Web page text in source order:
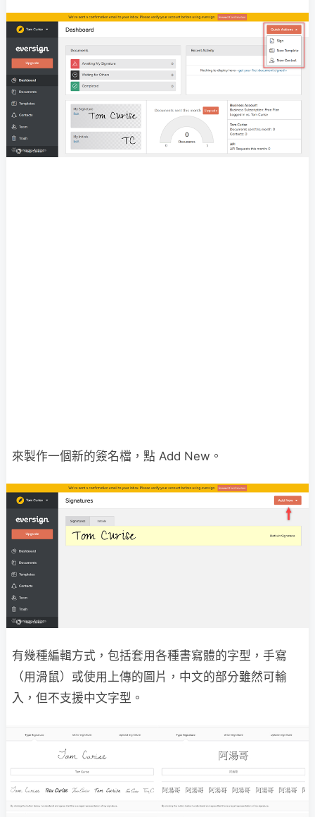
來製作一個新的簽名檔，點 Add New。
有幾種編輯方式，包括套用各種書寫體的字型，手寫
（用滑鼠）或使用上傳的圖片，中文的部分雖然可輸
入，但不支援中文字型。